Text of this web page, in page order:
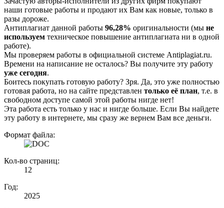
наши готовые работы и продают их Вам как новые, только в
разы дороже.
Антиплагиат данной работы 96,28% оригинальности (мы не
используем техническое повышение антиплагиата ни в одной
работе).
Мы проверяем работы в официальной системе Аntiplagiat.ru.
Времени на написание не осталось? Вы получите эту работу
уже сегодня.
Боитесь покупать готовую работу? Зря. Да, это уже полностью
готовая работа, но на сайте представлен только её план, т.е. в
свободном доступе самой этой работы нигде нет!
Эта работа есть только у нас и нигде больше. Если Вы найдете
эту работу в интернете, мы сразу же вернем Вам все деньги.
Формат файла:
Кол-во страниц:
12
Год:
2025